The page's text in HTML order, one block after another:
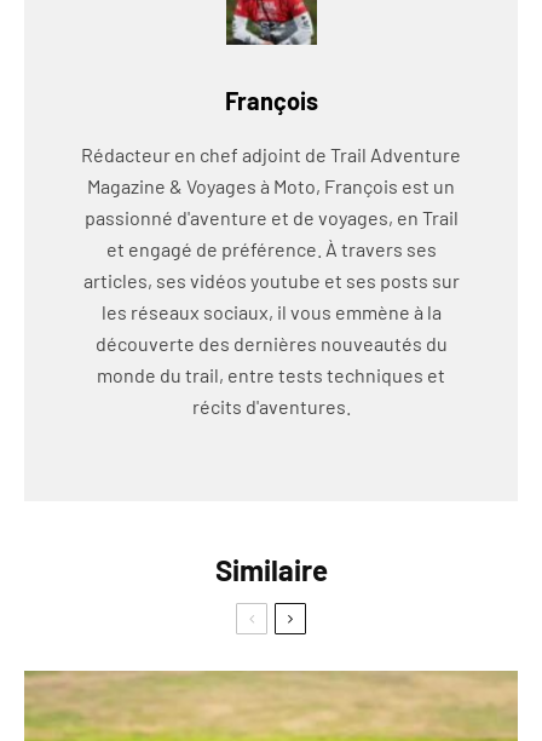
François
Rédacteur en chef adjoint de Trail Adventure
Magazine & Voyages à Moto, François est un
passionné d'aventure et de voyages, en Trail
et engagé de préférence. À travers ses
articles, ses vidéos youtube et ses posts sur
les réseaux sociaux, il vous emmène à la
découverte des dernières nouveautés du
monde du trail, entre tests techniques et
récits d'aventures.
Similaire